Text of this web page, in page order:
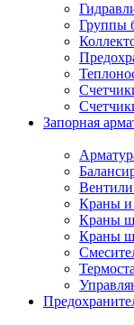
Группы
Запорная
Краны и
Краны
Краны